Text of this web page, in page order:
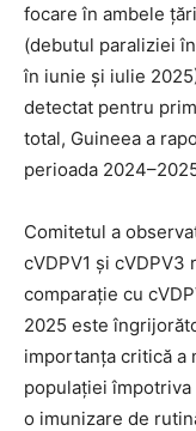
focare în ambele
(debutul paraliziei
în iunie și iulie
detectat pentru
total, Guineea a
perioada
Comitetul a
cVDPV1 și cVDPV3
comparație cu
2025 este
importanța critică a
populației
o imunizare de